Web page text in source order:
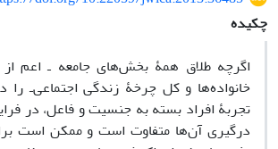
چکیده
اگرچه طلاق همۀ بخش‌های جامعه ـ اعم از
خانواده‌ها و کل چرخۀ زندگی اجتماعی‌ـ را‌
تجربۀ افراد بسته به جنسیت و فاعل، در
درگیری آن‌ها متفاوت است و ممکن است